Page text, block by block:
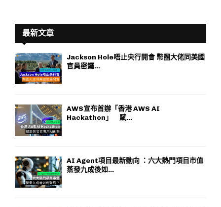
最新文章
Jackson Hole唔止央行開會 幣圈大佬同美國
官員密鑼...
AWS宣布首辦「香港 AWS AI
Hackathon」 賦...
AI Agent項目最新動向 ：六大熱門項目市值
蒸發九成後如...